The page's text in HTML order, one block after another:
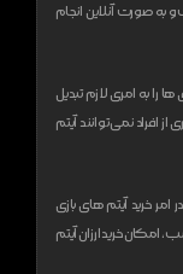
به صورت آنلاین انجام
را به امری لازم تبدیل
افراد نمی‌توانند آیتم
خرید آیتم های بازی
امکان خرید ارزان آیتم